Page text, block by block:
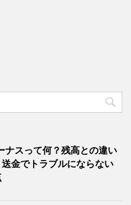
ナスって何？残高との違い
金でトラブルにならない